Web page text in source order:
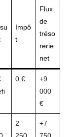
Impô
t
Flux
de
tréso
rerie
net
0 €
+9
000
€
2
+7